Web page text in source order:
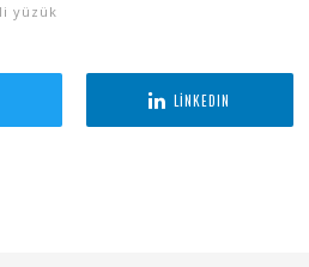
yüzük
LINKEDIN